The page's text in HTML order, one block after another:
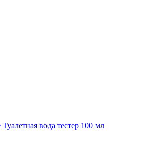
вода тестер 100 мл